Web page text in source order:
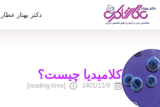
دکتر بهناز
کلامیدیا چیست؟
1401/11/9
[reading-time]